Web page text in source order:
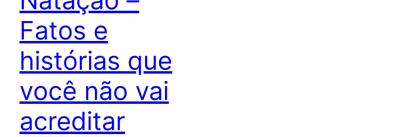
Fatos e
histórias que
você não vai
acreditar